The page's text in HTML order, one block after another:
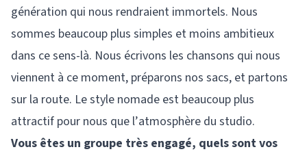
génération qui nous rendraient immortels. Nous
sommes beaucoup plus simples et moins ambitieux
dans ce sens-là. Nous écrivons les chansons qui nous
viennent à ce moment, préparons nos sacs, et partons
sur la route. Le style nomade est beaucoup plus
attractif pour nous que l’atmosphère du studio.
Vous êtes un groupe très engagé, quels sont vos